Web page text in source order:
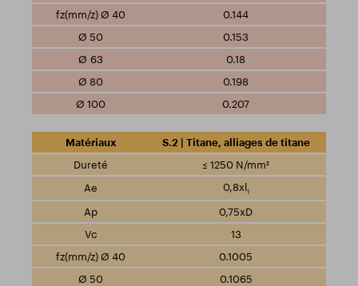
0.144
0.153
0.18
0.198
0.207
S.2 | Titane, alliages de titane
≤ 1250 N/mm²
0,8xl1
0,75xD
13
0.1005
0.1065